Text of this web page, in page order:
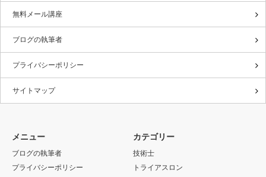
無料メール講座
ブログの執筆者
プライバシーポリシー
サイトマップ
メニュー
ブログの執筆者
プライバシーポリシー
カテゴリー
技術士
トライアスロン